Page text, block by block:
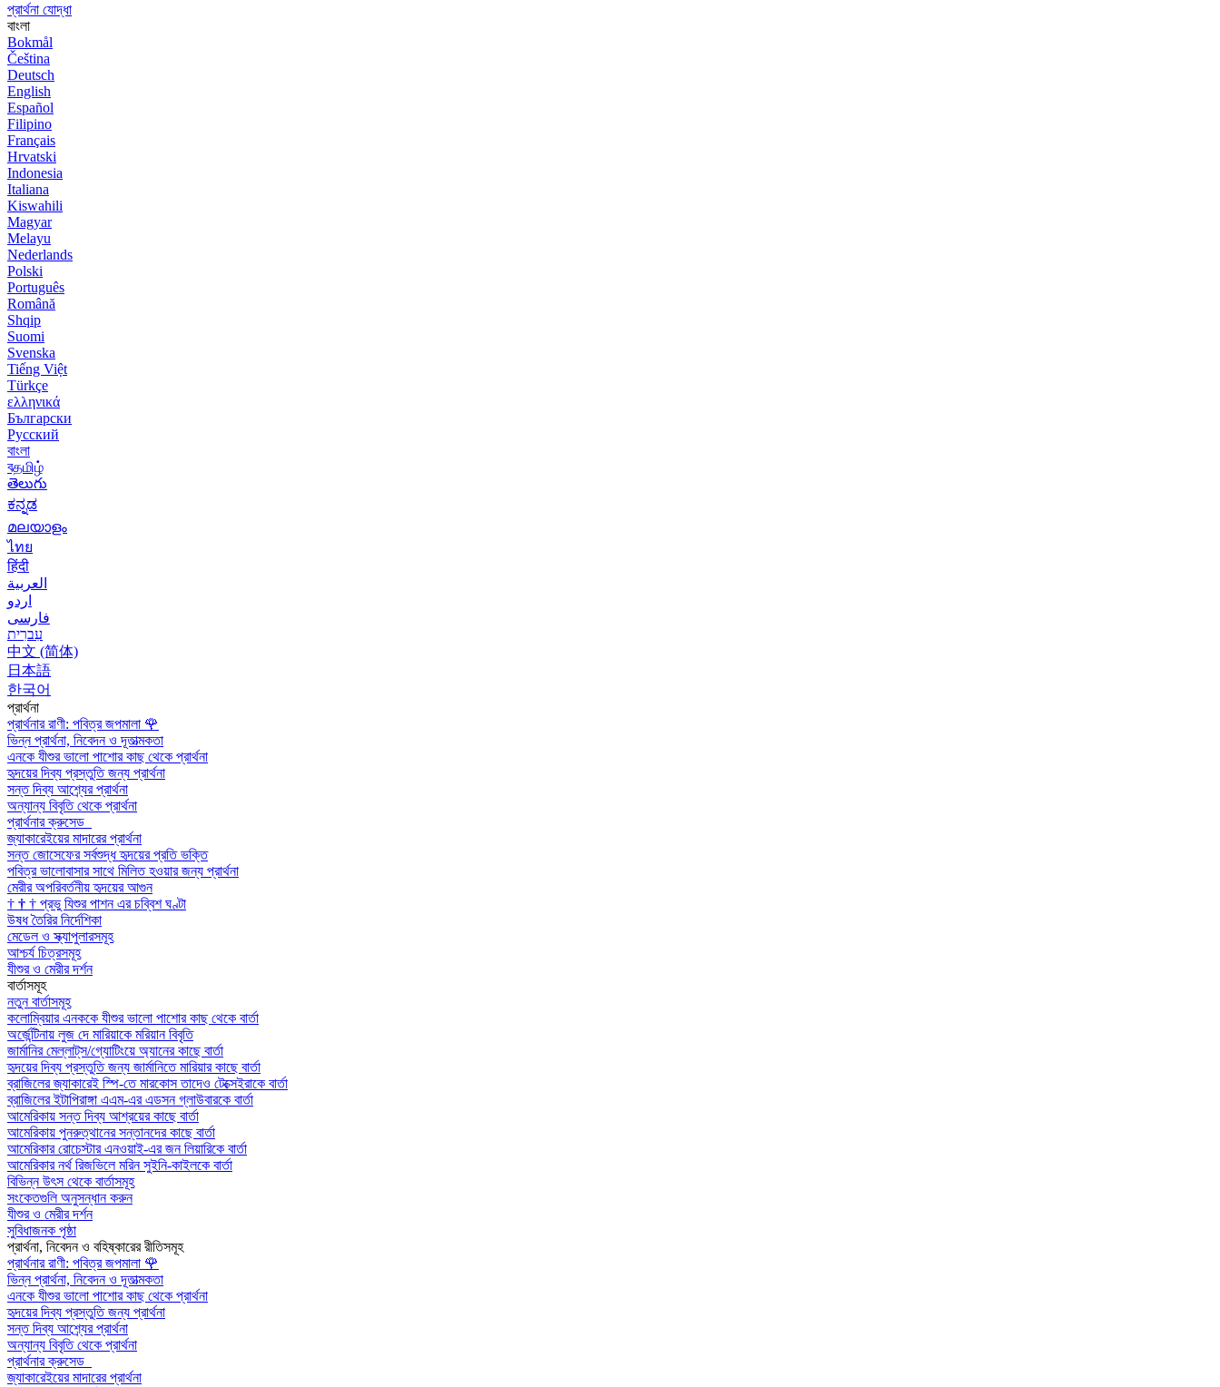
প্রার্থনা যোদ্ধা
বাংলা
Bokmål
Čeština
Deutsch
English
Español
Filipino
Français
Hrvatski
Indonesia
Italiana
Kiswahili
Magyar
Melayu
Nederlands
Polski
Português
Română
Shqip
Suomi
Svenska
Tiếng Việt
Türkçe
ελληνικά
Български
Русский
বাংলা
বதமிழ்
తెలుగు
ಕನ್ನಡ
മലയാളം
ไทย
हिंदी
العربية
اردو
فارسی
עִברִית
中文 (简体)
日本語
한국어
প্রার্থনা
প্রার্থনার রাণী: পবিত্র জপমালা 🌹
ভিন্ন প্রার্থনা, নিবেদন ও দূতাত্মকতা
এনকে যীশুর ভালো পাশোর কাছ থেকে প্রার্থনা
হৃদয়ের দিব্য প্রস্তুতি জন্য প্রার্থনা
সন্ত দিব্য আশ্র্যের প্রার্থনা
অন্যান্য বিবৃতি থেকে প্রার্থনা
প্রার্থনার ক্রুসেড
জ্যাকারেইয়ের মাদারের প্রার্থনা
সন্ত জোসেফের সর্বশুদ্ধ হৃদয়ের প্রতি ভক্তি
পবিত্র ভালোবাসার সাথে মিলিত হওয়ার জন্য প্রার্থনা
মেরীর অপরিবর্তনীয় হৃদয়ের আগুন
† † † প্রভু যিশুর পাশন এর চব্বিশ ঘণ্টা
উষধ তৈরির নির্দেশিকা
মেডেল ও স্ক্যাপুলারসমূহ
আশ্চর্য চিত্রসমূহ
যীশুর ও মেরীর দর্শন
বার্তাসমূহ
নতুন বার্তাসমূহ
কলোম্বিয়ার এনককে যীশুর ভালো পাশোর কাছ থেকে বার্তা
অর্জেন্টিনায় লুজ দে মারিয়াকে মরিয়ান বিবৃতি
জার্মানির মেল্লাট্‌স/গ্যোটিংয়ে অ্যানের কাছে বার্তা
হৃদয়ের দিব্য প্রস্তুতি জন্য জার্মানিতে মারিয়ার কাছে বার্তা
ব্রাজিলের জ্যাকারেই স্পি-তে মারকোস তাদেও টেক্সেইরাকে বার্তা
ব্রাজিলের ইটাপিরাঙ্গা এএম-এর এডসন গ্লাউবারকে বার্তা
আমেরিকায় সন্ত দিব্য আশ্রয়ের কাছে বার্তা
আমেরিকায় পুনরুত্থানের সন্তানদের কাছে বার্তা
আমেরিকার রোচেস্টার এনওয়াই-এর জন লিয়ারিকে বার্তা
আমেরিকার নর্থ রিজভিলে মরিন সুইনি-কাইলকে বার্তা
বিভিন্ন উৎস থেকে বার্তাসমূহ
সংকেতগুলি অনুসন্ধান করুন
যীশুর ও মেরীর দর্শন
সুবিধাজনক পৃষ্ঠা
প্রার্থনা, নিবেদন ও বহিষ্কারের রীতিসমূহ
প্রার্থনার রাণী: পবিত্র জপমালা 🌹
ভিন্ন প্রার্থনা, নিবেদন ও দূতাত্মকতা
এনকে যীশুর ভালো পাশোর কাছ থেকে প্রার্থনা
হৃদয়ের দিব্য প্রস্তুতি জন্য প্রার্থনা
সন্ত দিব্য আশ্র্যের প্রার্থনা
অন্যান্য বিবৃতি থেকে প্রার্থনা
প্রার্থনার ক্রুসেড
জ্যাকারেইয়ের মাদারের প্রার্থনা